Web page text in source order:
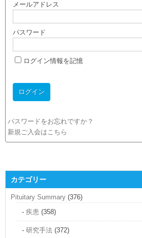
メールアドレス
パスワード
ログイン情報を記憶
パスワードをお忘れですか？
新規ご入会はこちら
カテゴリー
Pituitary Summary (376)
疾患 (358)
研究手法 (372)